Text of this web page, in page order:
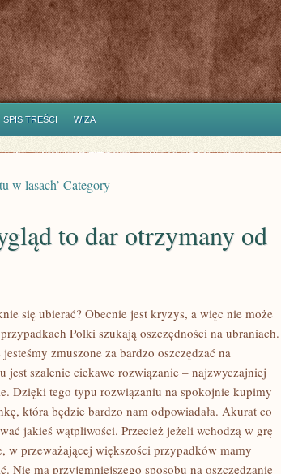
SPIS TREŚCI WIZA
w lasach’ Category
to dar otrzymany od
się ubierać? Obecnie jest kryzys, a więc nie może
Polki szukają oszczędności na ubraniach.
zmuszone za bardzo oszczędzać na
jest szalenie ciekawe rozwiązanie – najzwyczajniej
Dzięki tego typu rozwiązaniu na spokojnie kupimy
która będzie bardzo nam odpowiadała. Akurat co
jakieś wątpliwości. Przecież jeżeli wchodzą w grę
w przeważającej większości przypadków mamy
Nie ma przyjemniejszego sposobu na oszczędzanie